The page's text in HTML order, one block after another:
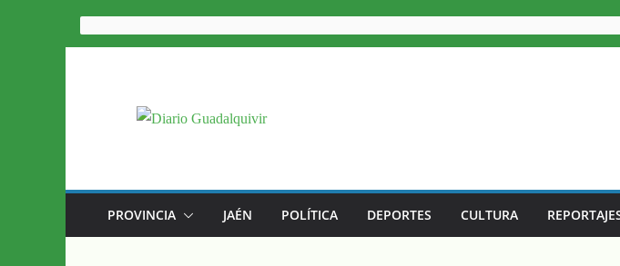
Saltar
al
PROVINCIA JAÉN POLÍTICA DEPORTES CULTURA